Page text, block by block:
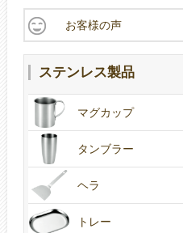
お客様の声
ステンレス製品
マグカップ
タンブラー
ヘラ
トレー